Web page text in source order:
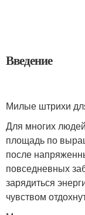
Введение
Милые штрихи
Для многих
площадь по
после
повседневных
зарядиться
чувством